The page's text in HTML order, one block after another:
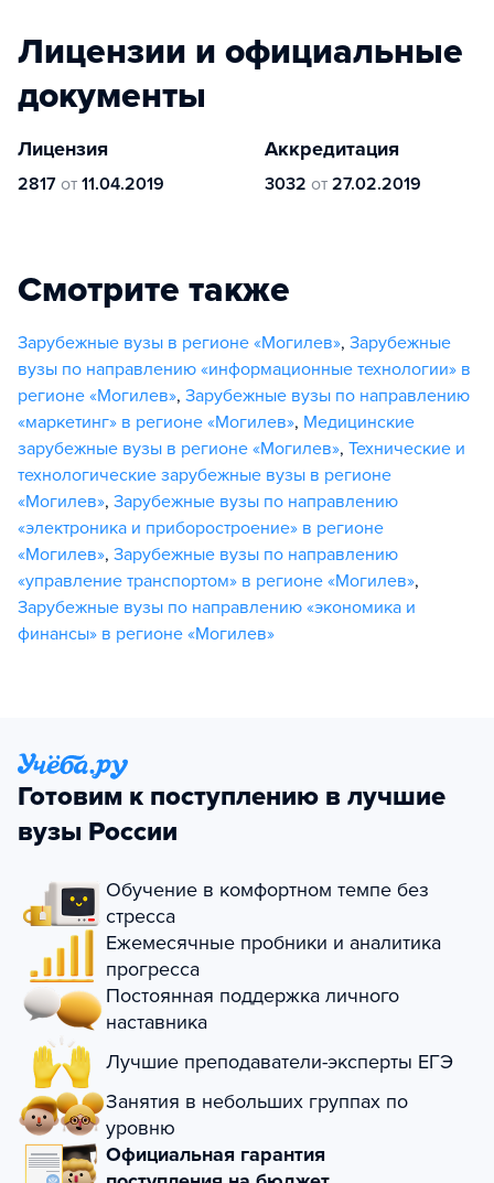
Лицензии и официальные
документы
Лицензия
2817 от 11.04.2019
Аккредитация
3032 от 27.02.2019
Смотрите также
Зарубежные вузы в регионе «Могилев», Зарубежные
вузы по направлению «информационные технологии» в
регионе «Могилев», Зарубежные вузы по направлению
«маркетинг» в регионе «Могилев», Медицинские
зарубежные вузы в регионе «Могилев», Технические и
технологические зарубежные вузы в регионе
«Могилев», Зарубежные вузы по направлению
«электроника и приборостроение» в регионе
«Могилев», Зарубежные вузы по направлению
«управление транспортом» в регионе «Могилев»,
Зарубежные вузы по направлению «экономика и
финансы» в регионе «Могилев»
Готовим к поступлению в лучшие
вузы России
Обучение в комфортном темпе без
стресса
Ежемесячные пробники и аналитика
прогресса
Постоянная поддержка личного
наставника
Лучшие преподаватели-эксперты ЕГЭ
Занятия в небольших группах по
уровню
Официальная гарантия